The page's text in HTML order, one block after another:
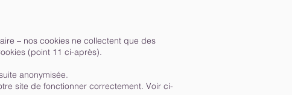
– nos cookies ne collectent que des
(point 11 ci-après).
anonymisée.
site de fonctionner correctement. Voir ci-